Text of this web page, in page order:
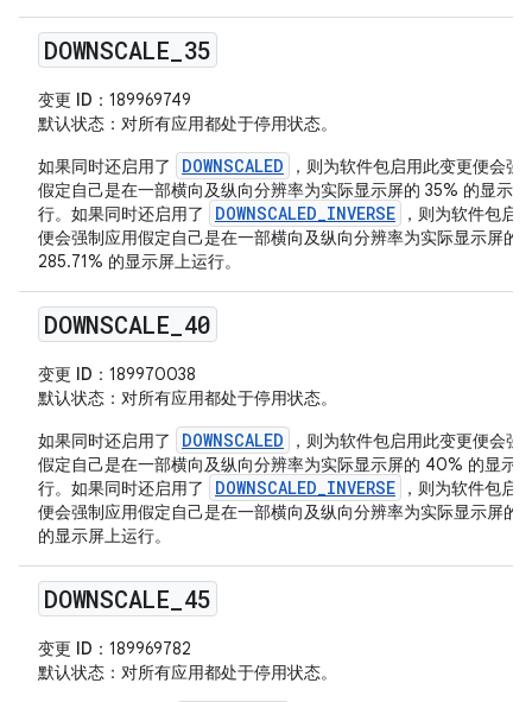
DOWNSCALE 35
变更 ID ：189969749
默认状态 ：对所有应用都处于停用状态。
如果同时还启用了
DOWNSCALED
，则为软件包启用此变更便会强
假定自己是在一部横向及纵向分辨率为实际显示屏的 35% 的显示
行。如果同时还启用了
DOWNSCALED_INVERSE
，则为软件包启
便会强制应用假定自己是在一部横向及纵向分辨率为实际显示屏的
285.71% 的显示屏上运行。
DOWNSCALE 40
变更 ID ：189970038
默认状态 ：对所有应用都处于停用状态。
如果同时还启用了
DOWNSCALED
，则为软件包启用此变更便会强
假定自己是在一部横向及纵向分辨率为实际显示屏的 40% 的显示
行。如果同时还启用了
DOWNSCALED_INVERSE
，则为软件包启
便会强制应用假定自己是在一部横向及纵向分辨率为实际显示屏的
的显示屏上运行。
DOWNSCALE 45
变更 ID ：189969782
默认状态 ：对所有应用都处于停用状态。